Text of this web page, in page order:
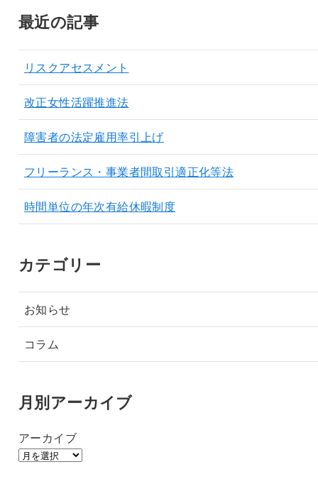
最近の記事
リスクアセスメント
改正女性活躍推進法
障害者の法定雇用率引上げ
フリーランス・事業者間取引適正化等法
時間単位の年次有給休暇制度
カテゴリー
お知らせ
コラム
月別アーカイブ
アーカイブ